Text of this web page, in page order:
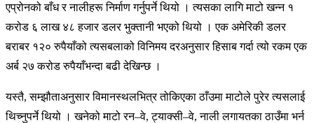
एप्रोनको बाँध र नालीहरू निर्माण गर्नुपर्ने थियो । त्यसका लागि माटो खन्न १
करोड ६ लाख ४८ हजार डलर भुक्तानी भएको थियो । एक अमेरिकी डलर
बराबर १२० रुपैयाँको त्यसबलाको विनिमय दरअनुसार हिसाब गर्दा त्यो रकम एक
अर्ब २७ करोड रुपैयाँभन्दा बढी देखिन्छ ।
यस्तै, सम्झौताअनुसार विमानस्थलभित्र तोकिएका ठाँउमा माटोले पुरेर त्यसलाई
थिच्नुपर्ने थियो । खनेको माटो रन–वे, ट्याक्सी–वे, नाली लगायतका ठाउँमा भर्न